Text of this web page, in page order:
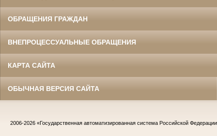
ОБРАЩЕНИЯ ГРАЖДАН
ВНЕПРОЦЕССУАЛЬНЫЕ ОБРАЩЕНИЯ
КАРТА САЙТА
ОБЫЧНАЯ ВЕРСИЯ САЙТА
2006-2026 «Государственная автоматизированная система Российской